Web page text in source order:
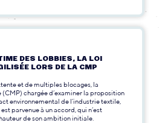
DES LOBBIES, LA LOI
LORS DE LA CMP
et de multiples blocages, la
chargée d’examiner la proposition
environnemental de l’industrie textile,
parvenue à un accord, qui n’est
de son ambition initiale.